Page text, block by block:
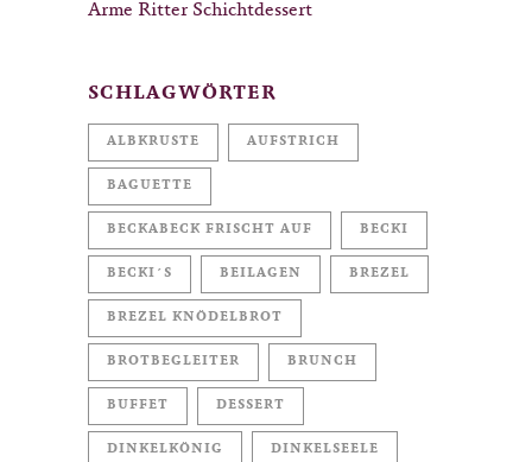
Arme Ritter Schichtdessert
SCHLAGWÖRTER
ALBKRUSTE AUFSTRICH
BAGUETTE
BECKABECK FRISCHT AUF BECKI
BECKI´S BEILAGEN BREZEL
BREZEL KNÖDELBROT
BROTBEGLEITER BRUNCH
BUFFET DESSERT
DINKELKÖNIG DINKELSEELE